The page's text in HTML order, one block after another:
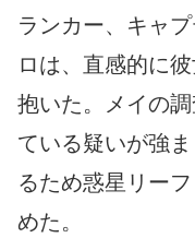
ランカー、キャ
ロは、直感的に
抱いた。メイの
ている疑いが強
るため惑星リー
めた。